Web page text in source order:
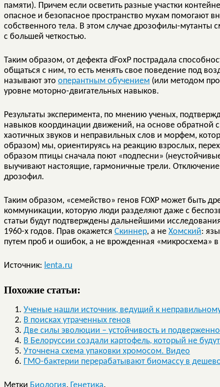
памяти). Причем если осветить разные участки
опасное и безопасное пространство мухам помогают
собственного тела. В этом случае дрозофилы-мутанты
с большей четкостью.
Таким образом, от дефекта dFoxP пострадала
общаться с ним, то есть менять свое поведение под
называют это оперантным обучением (или методом
уровне моторно-двигательных навыков.
Результаты эксперимента, по мнению ученых,
навыков координации движений, на основе обратной
хаотичных звуков и неправильных слов и морфем,
образом) мы, ориентируясь на реакцию взрослых,
образом птицы сначала поют «подпесни»
выучивают настоящие, гармоничные трели.
дрозофил.
Таким образом, «семейство» генов FOXP может быть
коммуникации, которую люди разделяют даже с
статьи будут подтверждены дальнейшими
1960-х годов. Прав окажется Скиннер, а не Хомский:
путем проб и ошибок, а не врожденная «микросхема» в
Источник: lenta.ru
Похожие статьи:
Ученые нашли источник, ведущий к
В поисках утраченных генов
Две силы эволюции – устойчивость и
В Белоруссии создали картофель, который не
Уточнена схема упаковки хромосом. Видео
ГМО-бактерии перерабатывают биомассу в